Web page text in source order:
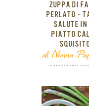
ZUPPA DI
PERLATO –
SALUTE IN
PIATTO
di Nonna